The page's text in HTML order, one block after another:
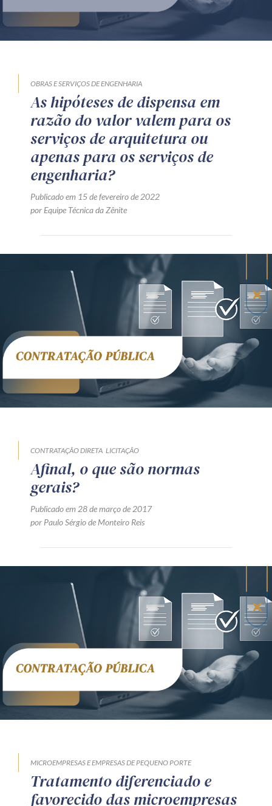
Produtos e serviços
Orientação por Escrito
Mentoria Zênite
Capacitação
Zênite Online
Eventos presenciais
Zênite in Company
Diferenciais
Receba por RSS
Av. Sete de Setembro, 4698
Batel Curitiba/PR CEP 80240-000
Telefone (41) 2109-8666
Whatsapp (41) 98881-6616
OBRAS E SERVIÇOS DE ENGENHARIA
As hipóteses de dispensa em
razão do valor valem para os
serviços de arquitetura ou
apenas para os serviços de
engenharia?
Publicado em 15 de fevereiro de 2022
por Equipe Técnica da Zênite
CONTRATAÇÃO DIRETA LICITAÇÃO
Afinal, o que são normas
gerais?
Publicado em 28 de março de 2017
por Paulo Sérgio de Monteiro Reis
MICROEMPRESAS E EMPRESAS DE PEQUENO PORTE
Tratamento diferenciado e
favorecido das microempresas